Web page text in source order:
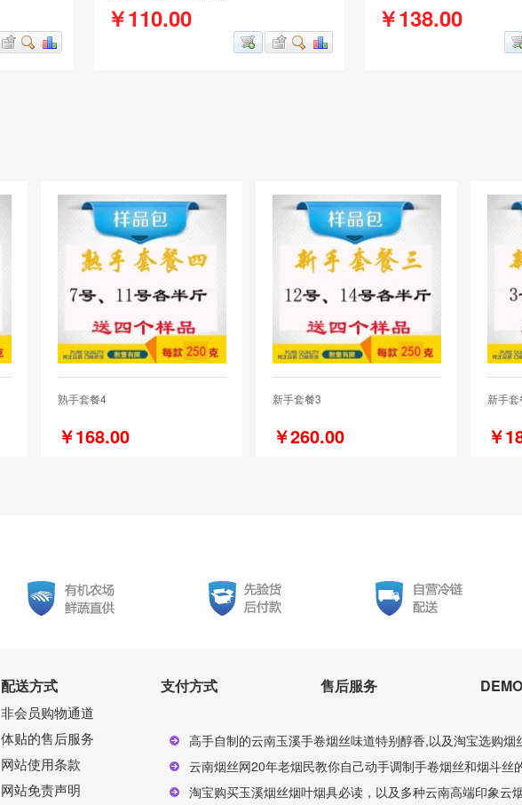
￥110.00 ￥138.00
熟手套餐4
￥168.00
新手套餐3
￥260.00
新手套
￥
配送方式
非会员购物通道
体贴的售后服务
网站使用条款
网站免责声明
支付方式
高手自制的云南玉溪手卷烟丝味道特别醇香,以及淘宝选购烟
云南烟丝网20年老烟民教你自己动手调制手卷烟丝和烟斗
淘宝购买玉溪烟丝烟叶烟具必读，以及多种云南高端印象云
售后服务